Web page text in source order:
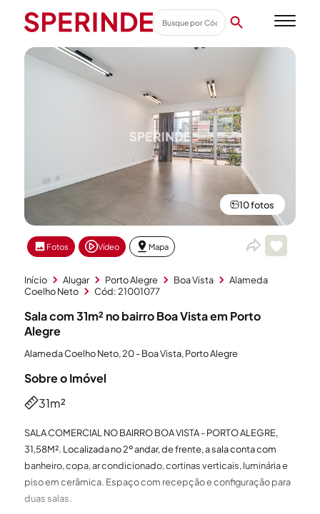
10 fotos
Fotos Vídeo Mapa
Início Alugar Porto Alegre Boa Vista
Alameda
Coelho Neto
Cód: 21001077
Sala com 31m² no bairro Boa Vista em Porto
Alegre
Alameda Coelho Neto, 20 - Boa Vista, Porto Alegre
Sobre o Imóvel
31m²
SALA COMERCIAL NO BAIRRO BOA VISTA - PORTO ALEGRE,
31,58M². Localizada no 2º andar, de frente, a sala conta com
banheiro, copa, ar condicionado, cortinas verticais, luminária e
piso em cerâmica. Espaço com recepção e configuração para
duas salas.